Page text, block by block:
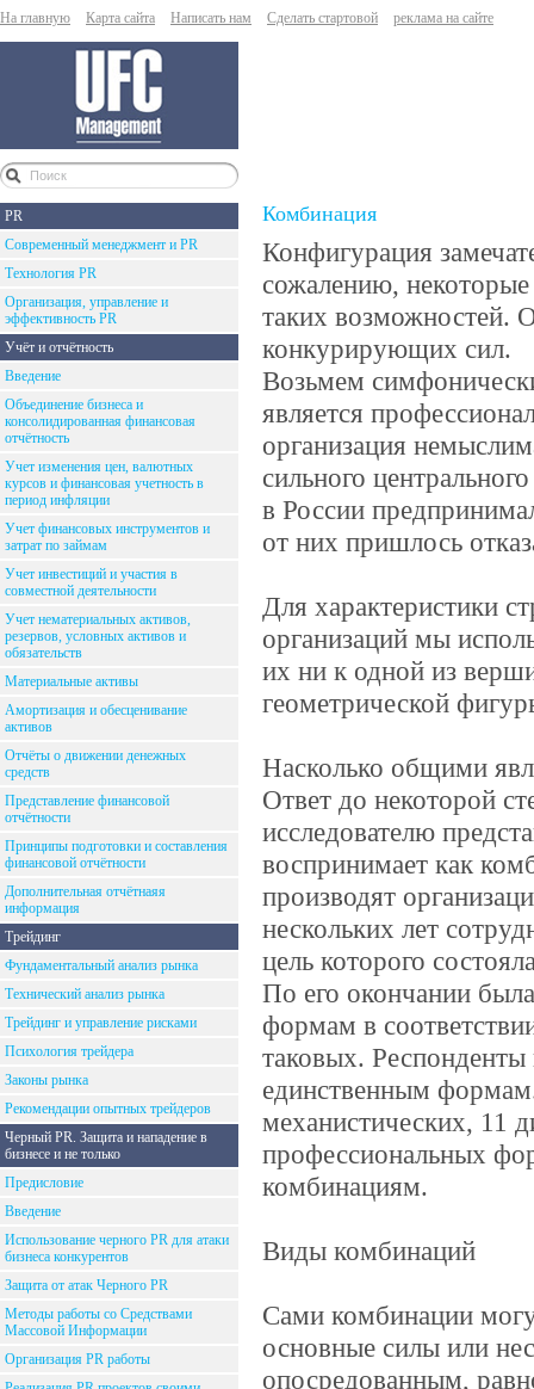
На главную Карта сайта Написать нам Сделать стартовой реклама на сайте
PR
Современный менеджмент и PR
Технология PR
Организация, управление и
эффективность PR
Учёт и отчётность
Введение
Объединение бизнеса и
консолидированная финансовая
отчётность
Учет изменения цен, валютных
курсов и финансовая учетность в
период инфляции
Учет финансовых инструментов и
затрат по займам
Учет инвестиций и участия в
совместной деятельности
Учет нематериальных активов,
резервов, условных активов и
обязательств
Материальные активы
Амортизация и обесценивание
активов
Отчёты о движении денежных
средств
Представление финансовой
отчётности
Принципы подготовки и составления
финансовой отчётности
Дополнительная отчётнаяя
информация
Трейдинг
Фундаментальный анализ рынка
Технический анализ рынка
Трейдинг и управление рисками
Психология трейдера
Законы рынка
Рекомендации опытных трейдеров
Черный PR. Защита и нападение в
бизнесе и не только
Предисловие
Введение
Использование черного PR для атаки
бизнеса конкурентов
Защита от атак Черного PR
Методы работы со Средствами
Массовой Информации
Организация PR работы
Комбинация
Конфигурация
сожалению,
таких возможностей.
конкурирующих сил.
Возьмем
является
организация
сильного
в России
от них пришлось
Для характеристики
организаций мы
их ни к одной из
геометрической
Насколько общими
Ответ до некоторой
исследователю
воспринимает как
производят
нескольких лет
цель которого
По его окончании
формам в
таковых.
единственным
механистических, 11
профессиональных
комбинациям.
Виды комбинаций
Сами комбинации
основные силы или
опосредованным,